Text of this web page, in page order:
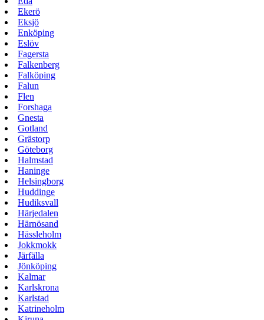
Ekerö
Eksjö
Enköping
Eslöv
Fagersta
Falkenberg
Falköping
Falun
Flen
Forshaga
Gnesta
Gotland
Grästorp
Göteborg
Halmstad
Haninge
Helsingborg
Huddinge
Hudiksvall
Härjedalen
Härnösand
Hässleholm
Jokkmokk
Järfälla
Jönköping
Kalmar
Karlskrona
Karlstad
Katrineholm